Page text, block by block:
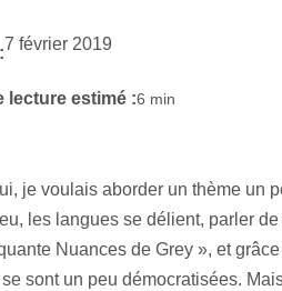
7 février 2019
lecture estimé :6 min
je voulais aborder un thème un
les langues se délient, parler
Nuances de Grey », et
sont un peu démocratisées.